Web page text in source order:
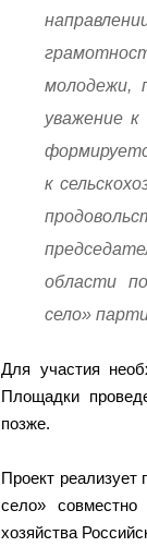
молодежи,
уважение
к
области
село»
Для участия
Площадки
позже.
Проект реализует
село»
хозяйства